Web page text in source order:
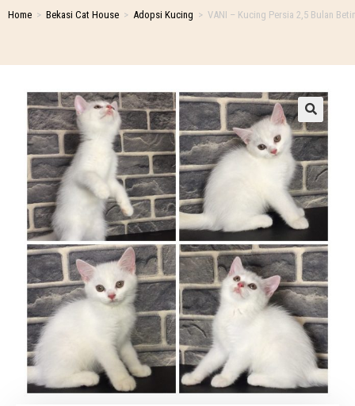
Home > Bekasi Cat House > Adopsi Kucing > VANI – Kucing Persia 2,5 Bulan
🔍